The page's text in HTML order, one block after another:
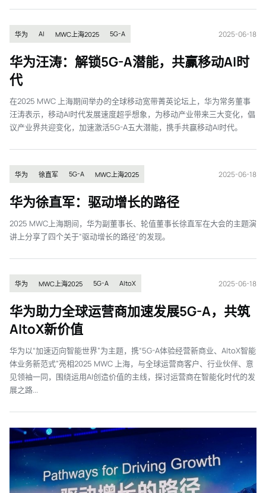
华为 AI MWC上海2025 5G-A 2025-06-18
华为汪涛：解锁5G-A潜能，共赢移动AI时
代
在2025 MWC 上海期间举办的全球移动宽带菁英论坛上，华为常务董事
汪涛表示，移动AI时代发展速度超乎想象，为移动产业带来三大变化，倡
议产业界共迎变化，加速激活5G-A五大潜能，携手共赢移动AI时代。
华为 徐直军 5G-A MWC上海2025 2025-06-18
华为徐直军：驱动增长的路径
2025 MWC上海期间，华为副董事长、轮值董事长徐直军在大会的主题演
讲上分享了四个关于“驱动增长的路径”的发现。
华为 MWC上海2025 5G-A AItoX 2025-06-18
华为助力全球运营商加速发展5G-A，共筑
AItoX新价值
华为以“加速迈向智能世界”为主题，携“5G-A体验经营新商业、AItoX智能
体业务新范式”亮相2025 MWC 上海，与全球运营商客户、行业伙伴、意
见领袖一同，围绕运用AI创造价值的主线，探讨运营商在智能化时代的发
展之路...